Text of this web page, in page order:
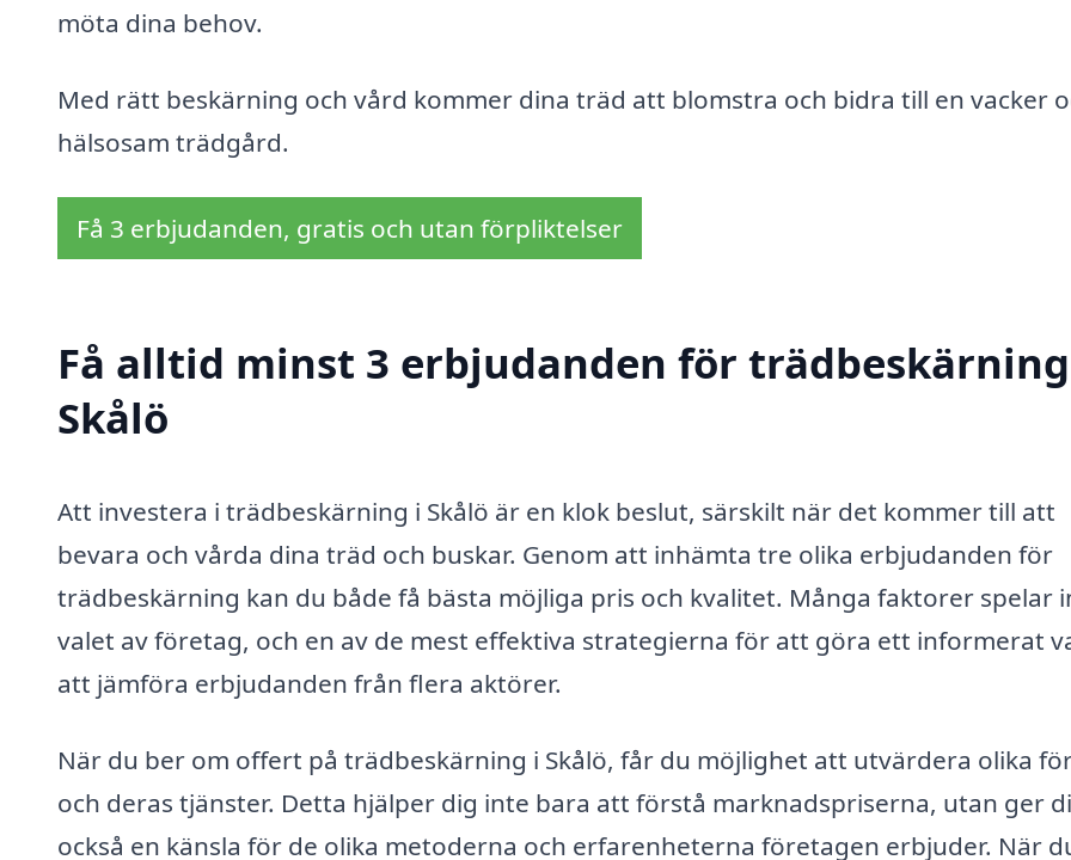
möta dina behov.
Med rätt beskärning och vård kommer dina träd att blomstra och bidra till en vacker
hälsosam trädgård.
Få 3 erbjudanden, gratis och utan förpliktelser
Få alltid minst 3 erbjudanden för
Skålö
Att investera i trädbeskärning i Skålö är en klok beslut, särskilt när det kommer till att
bevara och vårda dina träd och buskar. Genom att inhämta tre olika erbjudanden för
trädbeskärning kan du både få bästa möjliga pris och kvalitet. Många faktorer spelar
valet av företag, och en av de mest effektiva strategierna för att göra ett informerat
att jämföra erbjudanden från flera aktörer.
När du ber om offert på trädbeskärning i Skålö, får du möjlighet att utvärdera olika
och deras tjänster. Detta hjälper dig inte bara att förstå marknadspriserna, utan ger
också en känsla för de olika metoderna och erfarenheterna företagen erbjuder. När